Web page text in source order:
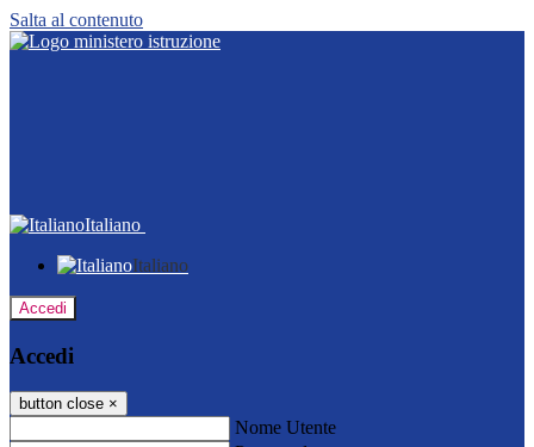
Salta al contenuto
Italiano
Italiano
Accedi
Accedi
button close ×
Nome Utente